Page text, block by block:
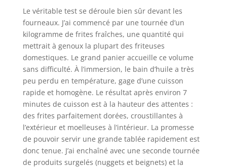
Le véritable test se déroule bien sûr devant les
fourneaux. J’ai commencé par une tournée d’un
kilogramme de frites fraîches, une quantité qui
mettrait à genoux la plupart des friteuses
domestiques. Le grand panier accueille ce volume
sans difficulté. À l’immersion, le bain d’huile a très
peu perdu en température, gage d’une cuisson
rapide et homogène. Le résultat après environ 7
minutes de cuisson est à la hauteur des attentes :
des frites parfaitement dorées, croustillantes à
l’extérieur et moelleuses à l’intérieur. La promesse
de pouvoir servir une grande tablée rapidement est
donc tenue. J’ai enchaîné avec une seconde tournée
de produits surgelés (nuggets et beignets) et la